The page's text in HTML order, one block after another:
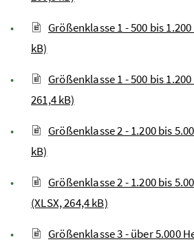
Größenklasse 1 - 500 bis
kB)
Größenklasse 1 - 500 bis
261,4 kB)
Größenklasse 2 - 1.200 bis
kB)
Größenklasse 2 - 1.200 bis
(XLSX, 264,4 kB)
Größenklasse 3 - über 5.000